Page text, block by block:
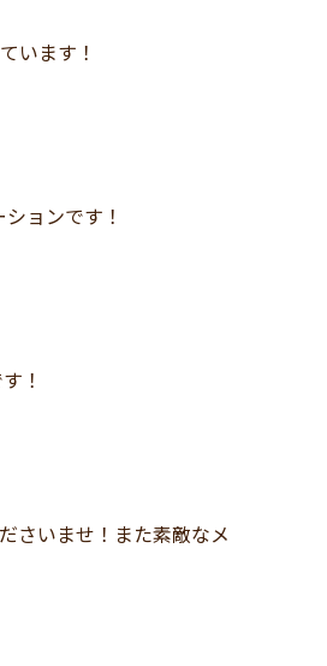
います！
ョンです！
！
さいませ！また素敵なメ